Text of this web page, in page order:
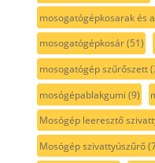
mosogatógépkosarak és
mosogatógépkosár(51)
mosogatógép szűrőszett
mosógépablakgumi (9)
Mosógép leeresztő
Mosógép szivattyúszűrő